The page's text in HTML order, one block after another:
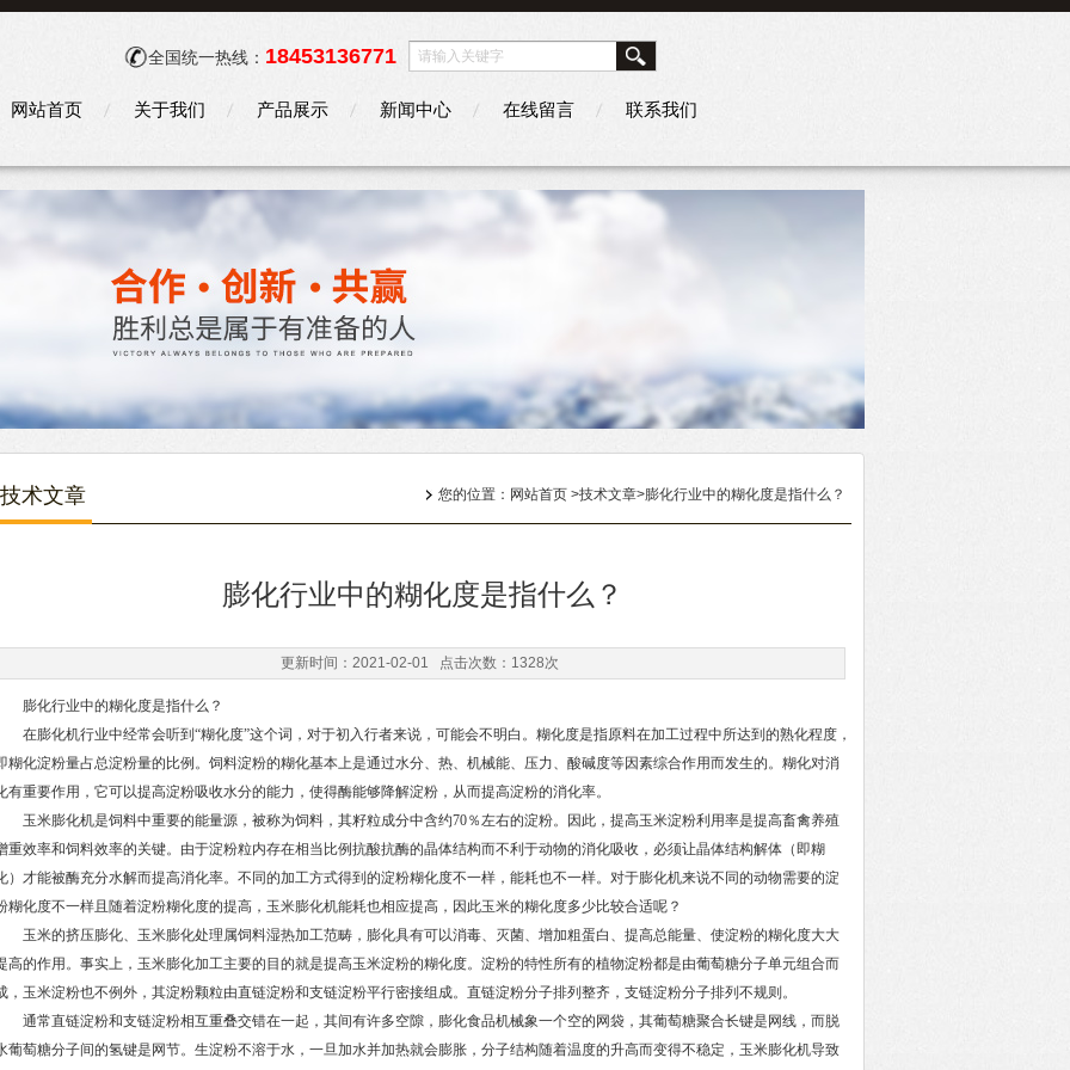
全国统一热线： 18453136771
网站首页 关于我们 产品展示 新闻中心 在线留言 联系我们
技术文章 您的位置： 网站首页 >技术文章>膨化行业中的糊化度是指什么？
膨化行业中的糊化度是指什么？
更新时间：2021-02-01 点击次数：1328次
化行业中的糊化度是指什么？
膨化机行业中经常会听到“糊化度”这个词，对于初入行者来说，可能会不明白。糊化度是指原料在加工过程中所达到的熟化程度，
糊化淀粉量占总淀粉量的比例。饲料淀粉的糊化基本上是通过水分、热、机械能、压力、酸碱度等因素综合作用而发生的。糊化对消
有重要作用，它可以提高淀粉吸收水分的能力，使得酶能够降解淀粉，从而提高淀粉的消化率。
米膨化机是饲料中重要的能量源，被称为饲料，其籽粒成分中含约70％左右的淀粉。因此，提高玉米淀粉利用率是提高畜禽养殖
重效率和饲料效率的关键。由于淀粉粒内存在相当比例抗酸抗酶的晶体结构而不利于动物的消化吸收，必须让晶体结构解体（即糊
）才能被酶充分水解而提高消化率。不同的加工方式得到的淀粉糊化度不一样，能耗也不一样。对于膨化机来说不同的动物需要的淀
糊化度不一样且随着淀粉糊化度的提高，玉米膨化机能耗也相应提高，因此玉米的糊化度多少比较合适呢？
米的挤压膨化、玉米膨化处理属饲料湿热加工范畴，膨化具有可以消毒、灭菌、增加粗蛋白、提高总能量、使淀粉的糊化度大大
高的作用。事实上，玉米膨化加工主要的目的就是提高玉米淀粉的糊化度。淀粉的特性所有的植物淀粉都是由葡萄糖分子单元组合而
，玉米淀粉也不例外，其淀粉颗粒由直链淀粉和支链淀粉平行密接组成。直链淀粉分子排列整齐，支链淀粉分子排列不规则。
常直链淀粉和支链淀粉相互重叠交错在一起，其间有许多空隙，膨化食品机械象一个空的网袋，其葡萄糖聚合长键是网线，而脱
葡萄糖分子间的氢键是网节。生淀粉不溶于水，一旦加水并加热就会膨胀，分子结构随着温度的升高而变得不稳定，玉米膨化机导致